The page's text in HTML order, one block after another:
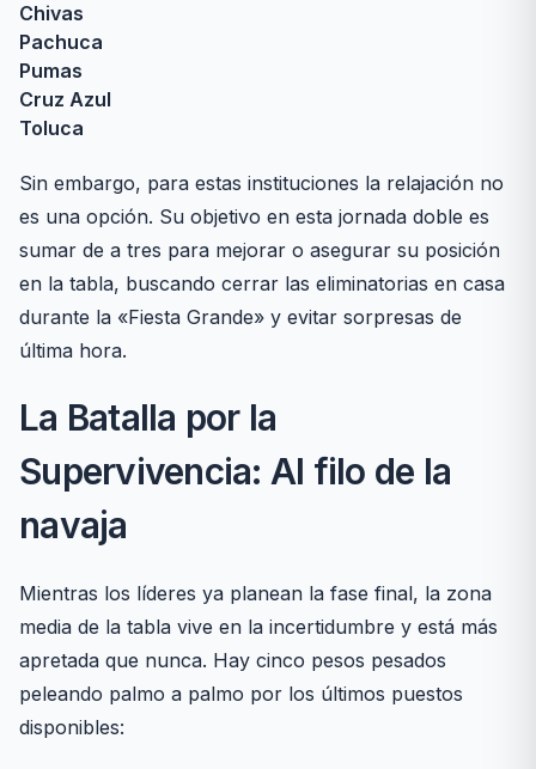
Chivas
Pachuca
Pumas
Cruz Azul
Toluca
Sin embargo, para estas instituciones la relajación no
es una opción. Su objetivo en esta jornada doble es
sumar de a tres para mejorar o asegurar su posición
en la tabla, buscando cerrar las eliminatorias en casa
durante la «Fiesta Grande» y evitar sorpresas de
última hora.
La Batalla por la
Supervivencia: Al filo de la
navaja
Mientras los líderes ya planean la fase final, la zona
media de la tabla vive en la incertidumbre y está más
apretada que nunca. Hay cinco pesos pesados
peleando palmo a palmo por los últimos puestos
disponibles: